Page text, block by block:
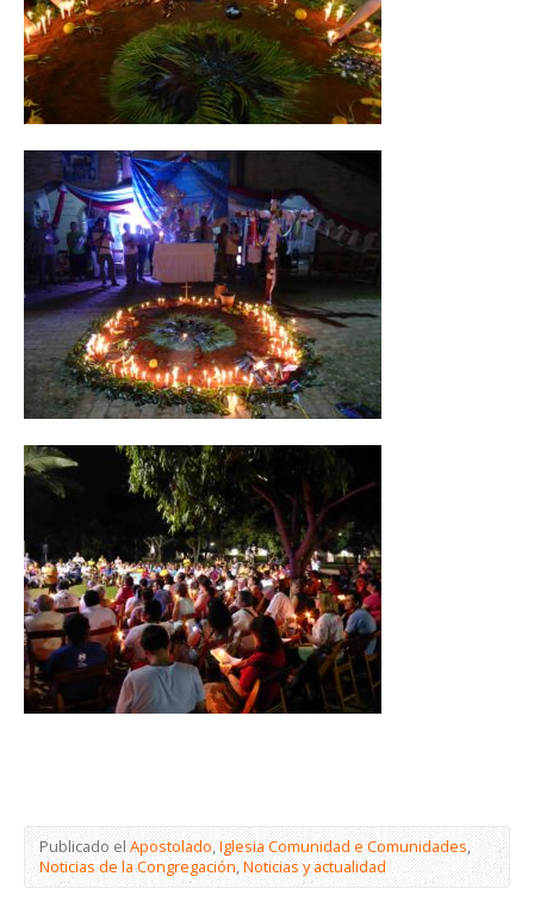
Publicado el Apostolado,Iglesia Comunidad e Comunidades,
Noticias de la Congregación,Noticias y actualidad